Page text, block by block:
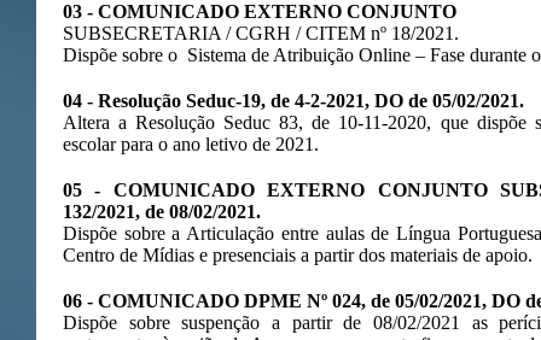
03 - COMUNICADO EXTERNO CONJUNTO
SUBSECRETARIA / CGRH / CITEM nº 18/2021.
Dispõe sobre o Sistema de Atribuição Online – Fase durante
04 - Resolução Seduc-19, de 4-2-2021, DO de 05/02/2021.
Altera a Resolução Seduc 83, de 10-11-2020, que dispõe
escolar para o ano letivo de 2021.
05 - COMUNICADO EXTERNO CONJUNTO
132/2021, de 08/02/2021.
Dispõe sobre a Articulação entre aulas de Língua
Centro de Mídias e presenciais a partir dos materiais de apoio.
06 - COMUNICADO DPME Nº 024, de 05/02/2021, DO
Dispõe sobre suspenção a partir de 08/02/2021 as